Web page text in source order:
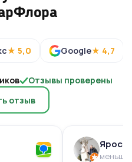
★ 5,0 Google★ 4,7
Отзывы проверены
отзыв
меньше